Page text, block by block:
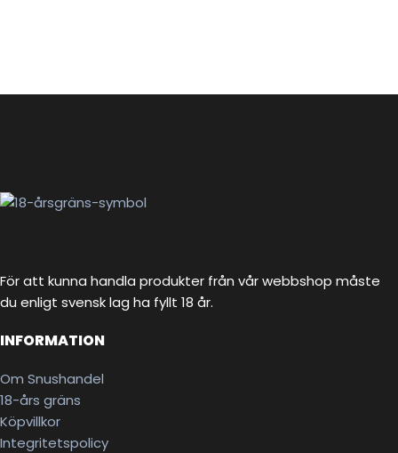
För att kunna handla produkter från vår webbshop måste
du enligt svensk lag ha fyllt 18 år.
INFORMATION
Om Snushandel
18-års gräns
Köpvillkor
Integritetspolicy